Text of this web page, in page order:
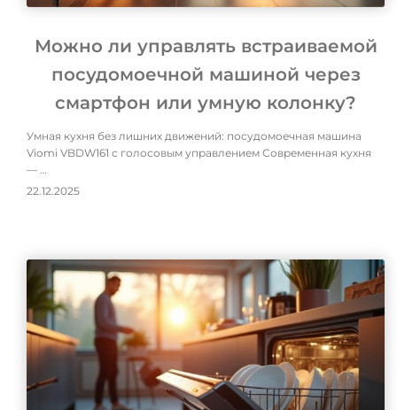
Можно ли управлять встраиваемой
посудомоечной машиной через
смартфон или умную колонку?
Умная кухня без лишних движений: посудомоечная машина
Viomi VBDW161 с голосовым управлением Современная кухня
— …
22.12.2025